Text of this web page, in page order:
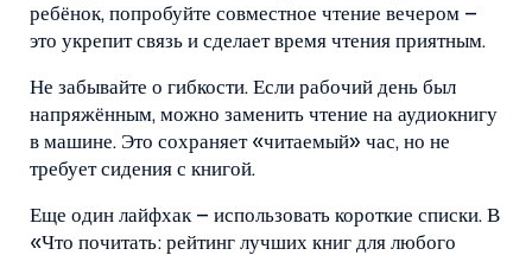
ребёнок, попробуйте совместное чтение вечером –
это укрепит связь и сделает время чтения приятным.
Не забывайте о гибкости. Если рабочий день был
напряжённым, можно заменить чтение на аудиокнигу
в машине. Это сохраняет «читаемый» час, но не
требует сидения с книгой.
Еще один лайфхак – использовать короткие списки. В
«Что почитать: рейтинг лучших книг для любого